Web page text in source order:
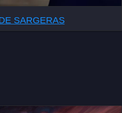
SARGERAS